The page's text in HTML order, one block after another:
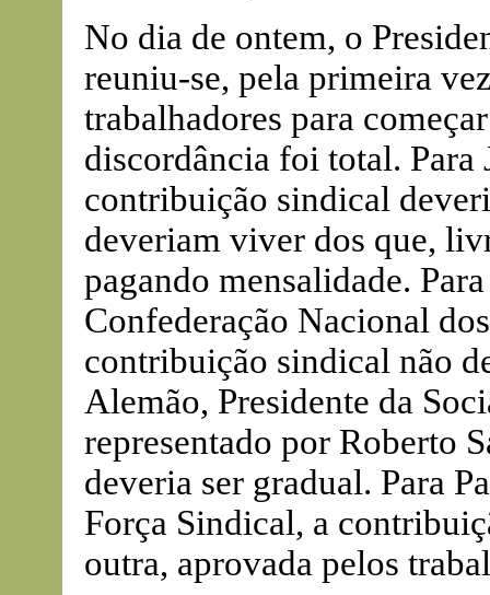
No dia de ontem, o
reuniu-se, pela primeira
trabalhadores para
discordância foi total. Para
contribuição sindical
deveriam viver dos que,
pagando mensalidade.
Confederação Nacional
contribuição sindical não
Alemão, Presidente da
representado por Roberto
deveria ser gradual. Para
Força Sindical, a
outra, aprovada pelos